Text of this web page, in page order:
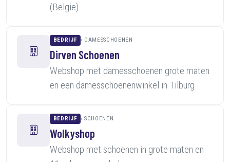
(Belgie)
BEDRIJF DAMESSCHOENEN
Dirven Schoenen
Webshop met damesschoenen grote maten
en een damesschoenenwinkel in Tilburg
BEDRIJF SCHOENEN
Wolkyshop
Webshop met schoenen in grote maten en